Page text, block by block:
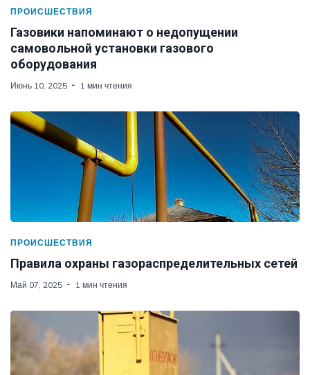
ПРОИСШЕСТВИЯ
Газовики напоминают о недопущении
самовольной установки газового
оборудования
Июнь 10, 2025 1 мин чтения
ПРОИСШЕСТВИЯ
Правила охраны газораспределительных сетей
Май 07, 2025 1 мин чтения